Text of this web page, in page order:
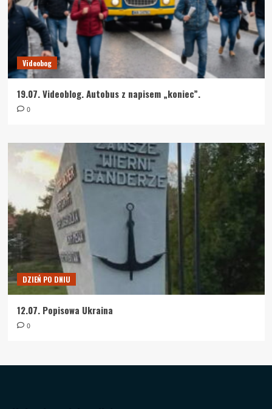
Videobog
19.07. Videoblog. Autobus z napisem „koniec”.
0
DZIEŃ PO DNIU
12.07. Popisowa Ukraina
0